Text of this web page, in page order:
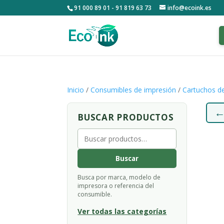
91 000 89 01 - 91 819 63 73 info@ecoink.es
Inicio /Consumibles de impresión /Cartuchos
BUSCAR PRODUCTOS
Buscar
por:
Buscar
Busca por marca, modelo de
impresora o referencia del
consumible.
Ver todas las categorías